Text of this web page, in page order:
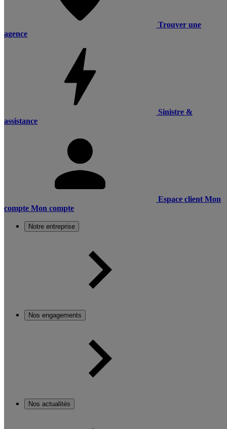
Trouver une
agence
Sinistre &
assistance
Espace client Mon
compte Mon compte
Notre entreprise
Nos engagements
Nos actualités